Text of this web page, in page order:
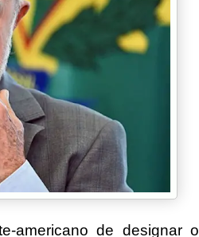
americano de designar o